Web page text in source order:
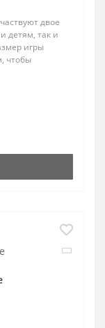
двое
детям, так и
игры
чтобы